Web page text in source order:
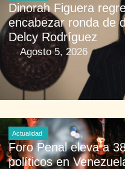
Dinorah Figuera
encabezar ronda de
Delcy Rodríguez
Agosto 5, 2026
Actualidad
Foro Penal eleva a
políticos en